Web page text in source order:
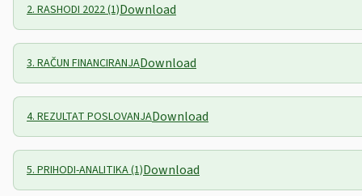
2. RASHODI 2022 (1)Download
3. RAČUN FINANCIRANJADownload
4. REZULTAT POSLOVANJADownload
5. PRIHODI-ANALITIKA (1)Download